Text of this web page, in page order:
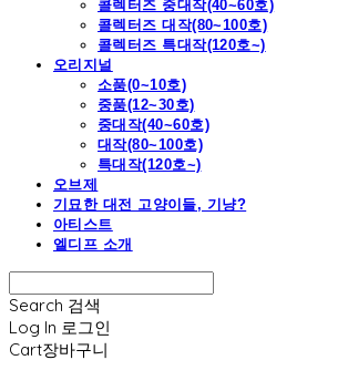
콜렉터즈 중대작(40~60호)
콜렉터즈 대작(80~100호)
콜렉터즈 특대작(120호~)
오리지널
소품(0~10호)
중품(12~30호)
중대작(40~60호)
대작(80~100호)
특대작(120호~)
오브제
기묘한 대전 고양이들, 기냥?
아티스트
엘디프 소개
Search 검색
Log In 로그인
Cart장바구니